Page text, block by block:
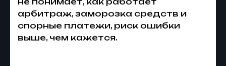
арбитраж, заморозка средств и
спорные платежи, риск ошибки
выше, чем кажется.